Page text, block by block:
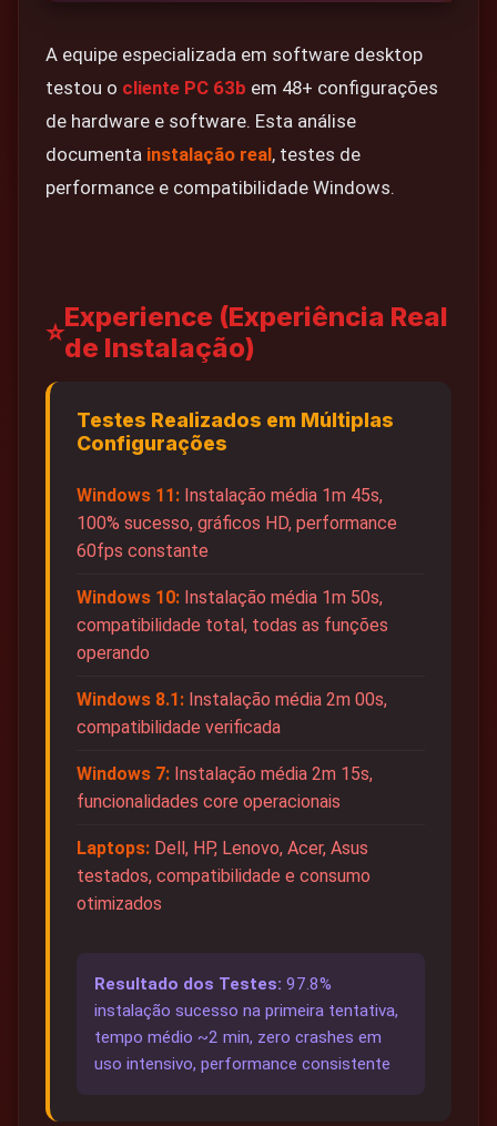
A equipe especializada em software desktop
testou o cliente PC 63b em 48+ configurações
de hardware e software. Esta análise
documenta instalação real, testes de
performance e compatibilidade Windows.
⭐Experience (Experiência Real
de Instalação)
Testes Realizados em Múltiplas
Configurações
Windows 11: Instalação média 1m 45s,
100% sucesso, gráficos HD, performance
60fps constante
Windows 10: Instalação média 1m 50s,
compatibilidade total, todas as funções
operando
Windows 8.1: Instalação média 2m 00s,
compatibilidade verificada
Windows 7: Instalação média 2m 15s,
funcionalidades core operacionais
Laptops: Dell, HP, Lenovo, Acer, Asus
testados, compatibilidade e consumo
otimizados
Resultado dos Testes: 97.8%
instalação sucesso na primeira tentativa,
tempo médio ~2 min, zero crashes em
uso intensivo, performance consistente